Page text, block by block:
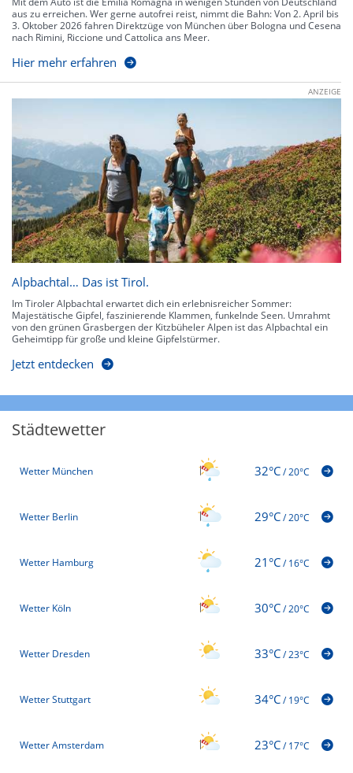
aus zu erreichen. Wer gerne autofrei reist, nimmt die Bahn: Von 2. April bis
3. Oktober 2026 fahren Direktzüge von München über Bologna und Cesena
nach Rimini, Riccione und Cattolica ans Meer.
Hier mehr erfahren
ANZEIGE
Alpbachtal… Das ist Tirol.
Im Tiroler Alpbachtal erwartet dich ein erlebnisreicher Sommer:
Majestätische Gipfel, faszinierende Klammen, funkelnde Seen. Umrahmt
von den grünen Grasbergen der Kitzbüheler Alpen ist das Alpbachtal ein
Geheimtipp für große und kleine Gipfelstürmer.
Jetzt entdecken
Städtewetter
Wetter München 32°C/20°C
Wetter Berlin 29°C/20°C
Wetter Hamburg 21°C/16°C
Wetter Köln 30°C/20°C
Wetter Dresden 33°C/23°C
Wetter Stuttgart 34°C/19°C
Wetter Amsterdam 23°C/17°C